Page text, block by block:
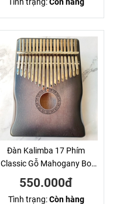
Đàn Kalimba 17 Phím
Classic Gỗ Mahogany Bo
Cạnh Andrew
550.000đ
Tình trạng:Còn hàng